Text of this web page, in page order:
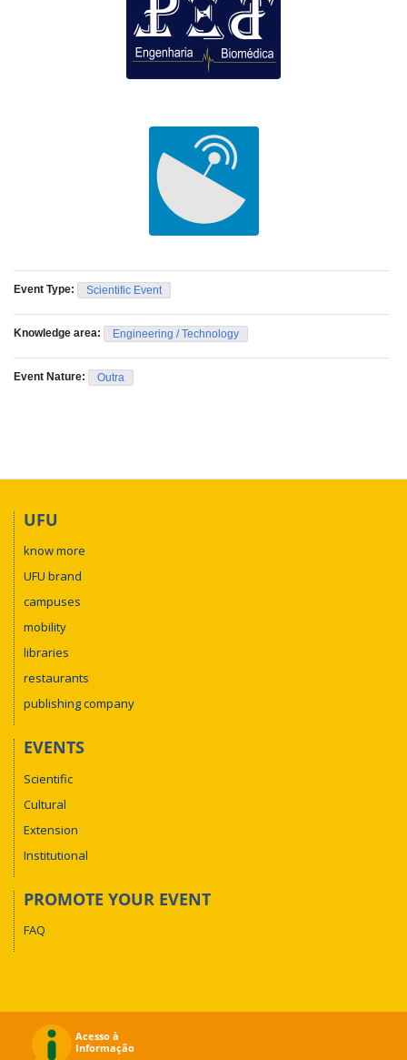
Event Type: Scientific Event
Knowledge area: Engineering / Technology
Event Nature: Outra
UFU
know more
UFU brand
campuses
mobility
libraries
restaurants
publishing company
EVENTS
Scientific
Cultural
Extension
Institutional
PROMOTE YOUR EVENT
FAQ